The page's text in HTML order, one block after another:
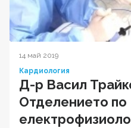
14 май 2019
Кардиология
Д-р Васил
Отделението по